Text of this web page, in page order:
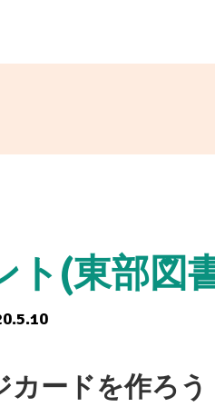
ト(東部図
カードを作ろう